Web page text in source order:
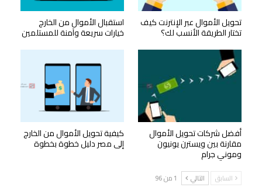
تحويل الأموال عبر الإنترنت كيف
تختار الطريقة الأنسب لك؟
استقبال الأموال من الخارج
خيارات سريعة وآمنة للمستلمين
أفضل شركات تحويل الأموال
مقارنة بين ويسترن يونيون
وموني جرام
كيفية تحويل الأموال من الخارج
إلى مصر دليل خطوة بخطوة
السابق التالي 1 من 96